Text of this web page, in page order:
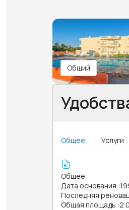
Общий
Общее Услуги
Общее
Дата основания :
Последняя
Общая площадь :2